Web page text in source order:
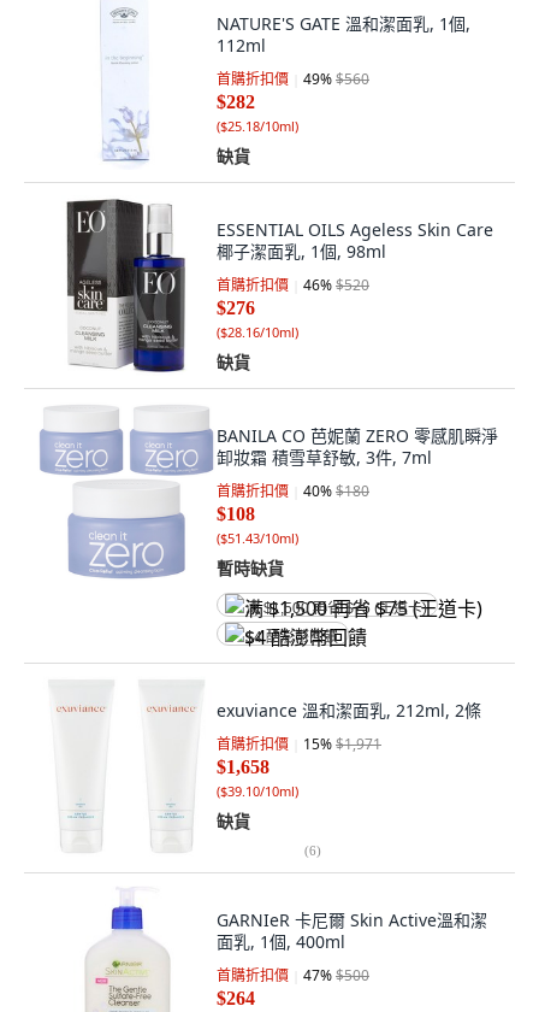
NATURE'S GATE 溫和潔面乳, 1個,
112ml
首購折扣價 49%$560
$282
($25.18/10ml)
缺貨
ESSENTIAL OILS Ageless Skin Care
椰子潔面乳, 1個, 98ml
首購折扣價 46%$520
$276
($28.16/10ml)
缺貨
BANILA CO 芭妮蘭 ZERO 零感肌瞬淨
卸妝霜 積雪草舒敏, 3件, 7ml
首購折扣價 40%$180
$108
($51.43/10ml)
暫時缺貨
满 $1,500 再省 $75 (王道卡)
$4 酷澎幣回饋
exuviance 溫和潔面乳, 212ml, 2條
首購折扣價 15%$1,971
$1,658
($39.10/10ml)
缺貨
(6)
GARNIeR 卡尼爾 Skin Active溫和潔
面乳, 1個, 400ml
首購折扣價 47%$500
$264